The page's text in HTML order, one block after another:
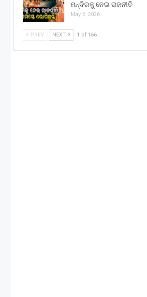
ମନ୍ଦିରକୁ ନେଇ ରାଜନୀତି
May 6, 2026
PREV NEXT 1 of 166